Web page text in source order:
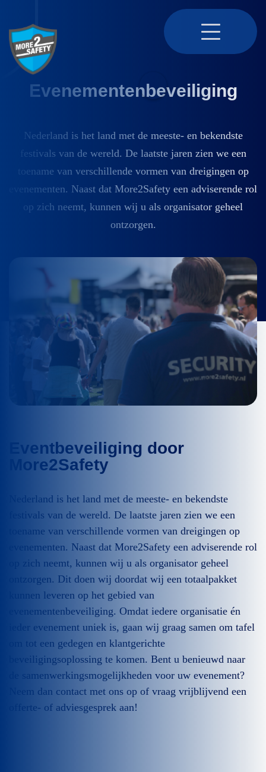
Evenementenbeveiliging
Nederland is het land met de meeste- en bekendste
festivals van de wereld. De laatste jaren zien we een
toename van verschillende vormen van dreigingen op
evenementen. Naast dat More2Safety een adviserende rol
op zich neemt, kunnen wij u als organisator geheel
ontzorgen.
Eventbeveiliging door
More2Safety
Nederland is het land met de meeste- en bekendste
festivals van de wereld. De laatste jaren zien we een
toename van verschillende vormen van dreigingen op
evenementen. Naast dat More2Safety een adviserende rol
op zich neemt, kunnen wij u als organisator geheel
ontzorgen. Dit doen wij doordat wij een totaalpakket
kunnen leveren op het gebied van
evenementenbeveiliging. Omdat iedere organisatie én
ieder evenement uniek is, gaan wij graag samen om tafel
om tot een gedegen en klantgerichte
beveiligingsoplossing te komen. Bent u benieuwd naar
de samenwerkingsmogelijkheden voor uw evenement?
Neem dan contact met ons op of vraag vrijblijvend een
offerte- of adviesgesprek aan!